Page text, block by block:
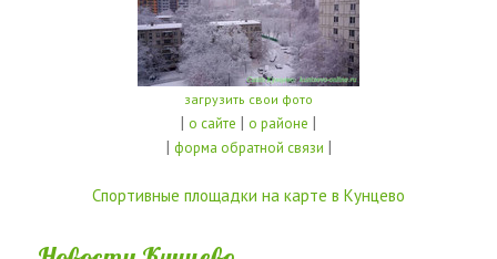
загрузить свои фото
| о сайте | о районе |
| форма обратной связи |
Спортивные площадки на карте в Кунцево